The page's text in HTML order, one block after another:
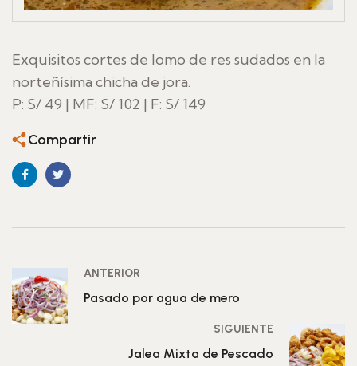
Exquisitos cortes de lomo de res sudados en la
norteñísima chicha de jora.
P: S/ 49 | MF: S/ 102 | F: S/ 149
Compartir
ANTERIOR
Pasado por agua de mero
SIGUIENTE
Jalea Mixta de Pescado